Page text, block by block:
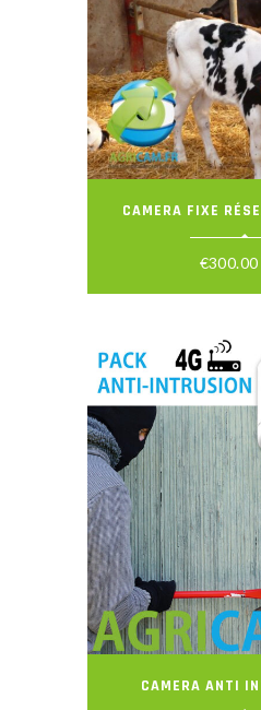
CAMERA FIXE
€300.00
CAMERA ANTI